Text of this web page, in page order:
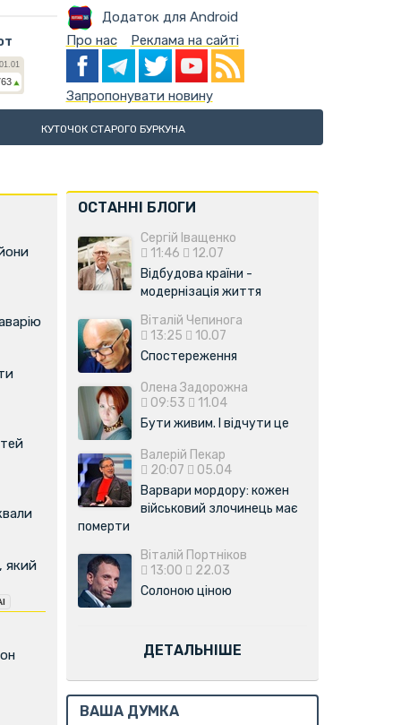
Додаток для Android
Про нас Реклама на сайті
Запропонувати новину
КУТОЧОК СТАРОГО БУРКУНА
який
ОСТАННІ БЛОГИ
Сергій Іващенко
11:46
12.07
Відбудова країни -
модернізація життя
Віталій Чепинога
13:25
10.07
Спостереження
Олена Задорожна
09:53
11.04
Бути живим. І відчути це
Валерій Пекар
20:07
05.04
Варвари мордору: кожен
військовий злочинець має
померти
Віталій Портніков
13:00
22.03
Солоною ціною
ДЕТАЛЬНІШЕ
ВАША ДУМКА